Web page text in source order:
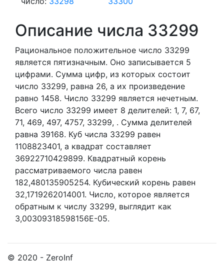
Описание числа 33299
Рациональное положительное число 33299
является пятизначным. Оно записывается 5
цифрами. Сумма цифр, из которых состоит
число 33299, равна 26, а их произведение
равно 1458. Число 33299 является нечетным.
Всего число 33299 имеет 8 делителей: 1, 7, 67,
71, 469, 497, 4757, 33299, . Сумма делителей
равна 39168. Куб числа 33299 равен
1108823401, а квадрат составляет
36922710429899. Квадратный корень
рассматриваемого числа равен
182,480135905254. Кубический корень равен
32,1719262014001. Число, которое является
обратным к числу 33299, выглядит как
3,00309318598156E-05.
© 2020 - ZeroInf